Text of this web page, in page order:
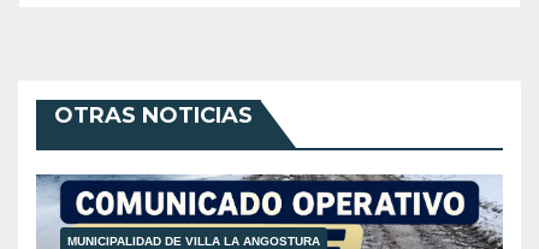
OTRAS NOTICIAS
MUNICIPALIDAD DE VILLA LA ANGOSTURA